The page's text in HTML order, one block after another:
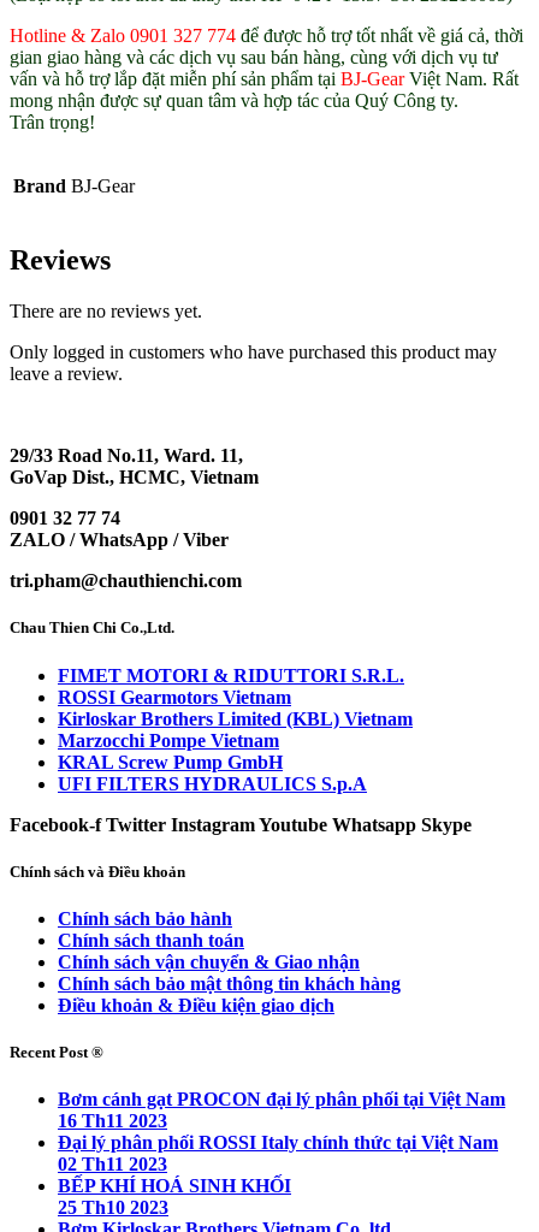
Hotline & Zalo 0901 327 774 để được hỗ trợ tốt nhất về giá cả, thời
gian giao hàng và các dịch vụ sau bán hàng, cùng với dịch vụ tư
vấn và hỗ trợ lắp đặt miễn phí sản phẩm tại BJ-GearViệt Nam. Rất
mong nhận được sự quan tâm và hợp tác của Quý Công ty.
Trân trọng!
Brand BJ-Gear
Reviews
There are no reviews yet.
Only logged in customers who have purchased this product may
leave a review.
29/33 Road No.11, Ward. 11,
GoVap Dist., HCMC, Vietnam
0901 32 77 74
ZALO / WhatsApp / Viber
tri.pham@chauthienchi.com
Chau Thien Chi Co.,Ltd.
FIMET MOTORI & RIDUTTORI S.R.L.
ROSSI Gearmotors Vietnam
Kirloskar Brothers Limited (KBL) Vietnam
Marzocchi Pompe Vietnam
KRAL Screw Pump GmbH
UFI FILTERS HYDRAULICS S.p.A
Facebook-f Twitter InstagramYoutube Whatsapp Skype
Chính sách và Điều khoản
Chính sách bảo hành
Chính sách thanh toán
Chính sách vận chuyển & Giao nhận
Chính sách bảo mật thông tin khách hàng
Điều khoản & Điều kiện giao dịch
Recent Post ®
Bơm cánh gạt PROCON đại lý phân phối tại Việt Nam
16 Th11 2023
Đại lý phân phối ROSSI Italy chính thức tại Việt Nam
02 Th11 2023
BẾP KHÍ HOÁ SINH KHỐI
25 Th10 2023